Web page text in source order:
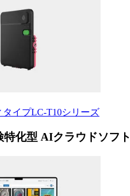
タイプLC-T10シリーズ
特化型 AIクラウドソフト